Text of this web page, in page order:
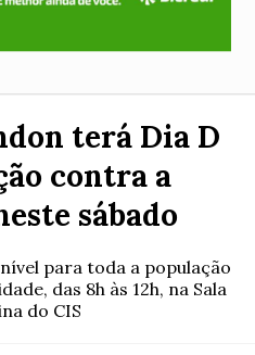
terá Dia D
contra a
sábado
para toda a população
das 8h às 12h, na Sala
do CIS